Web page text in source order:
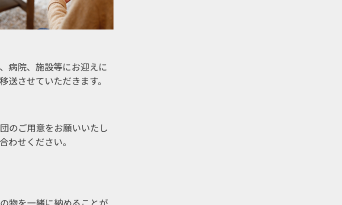
病院、施設等にお迎えに
送させていただきます。
のご用意をお願いいたし
わせください。